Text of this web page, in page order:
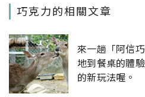
巧克力的相關文章
來一趟「阿信
地到餐桌的體
的新玩法喔。